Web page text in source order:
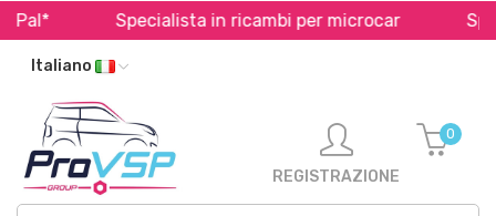
Specialista in ricambi per microcar
Italiano
REGISTRAZIONE
0